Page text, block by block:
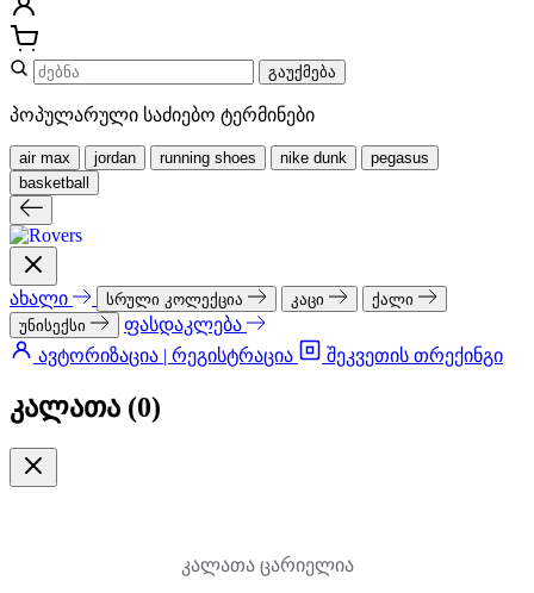
გაუქმება
პოპულარული საძიებო ტერმინები
air max jordan running shoes nike dunk
pegasus
basketball
ახალი სრული კოლექცია კაცი
ქალი
უნისექსი
ფასდაკლება
ავტორიზაცია | რეგისტრაცია
შეკვეთის თრექინგი
კალათა (0)
კალათა ცარიელია